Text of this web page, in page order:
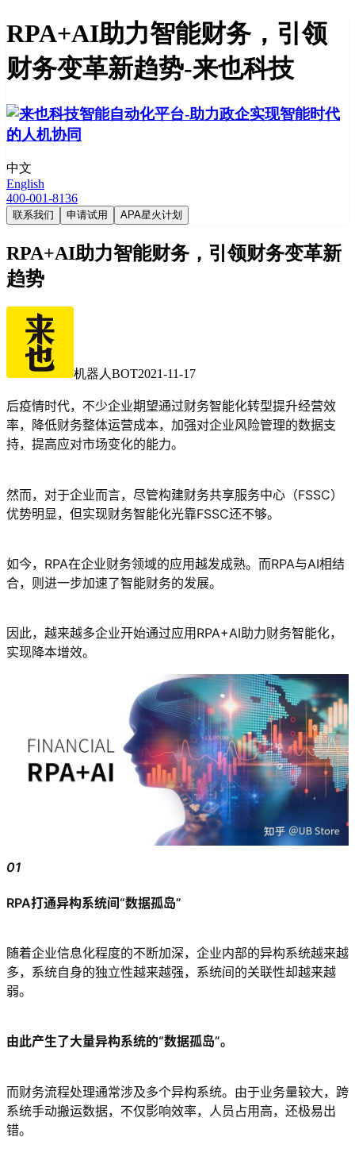
RPA+AI助力智能财务，引领
财务变革新趋势-来也科技
中文
English
400-001-8136
联系我们 申请试用 APA星火计划
RPA+AI助力智能财务，引领财务变革新
趋势
机器人BOT2021-11-17
后疫情时代，不少企业期望通过财务智能化转型提升经营效
率，降低财务整体运营成本，加强对企业风险管理的数据支
持，提高应对市场变化的能力。
然而，对于企业而言，尽管构建财务共享服务中心（FSSC）
优势明显，但实现财务智能化光靠FSSC还不够。
如今，RPA在企业财务领域的应用越发成熟。而RPA与AI相结
合，则进一步加速了智能财务的发展。
因此，越来越多企业开始通过应用RPA+AI助力财务智能化，
实现降本增效。
01
RPA打通异构系统间“数据孤岛”
随着企业信息化程度的不断加深，企业内部的异构系统越来越
多，系统自身的独立性越来越强，系统间的关联性却越来越
弱。
由此产生了大量异构系统的“数据孤岛”。
而财务流程处理通常涉及多个异构系统。由于业务量较大，跨
系统手动搬运数据，不仅影响效率，人员占用高，还极易出
错。